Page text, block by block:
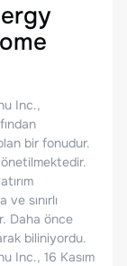
Inc.,
bir fonudur.
sınırlı
Daha önce
biliniyordu.
Inc., 16 Kasım